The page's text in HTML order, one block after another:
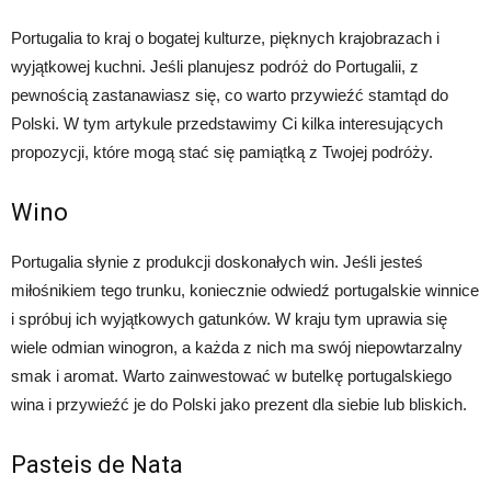
Portugalia to kraj o bogatej kulturze, pięknych krajobrazach i
wyjątkowej kuchni. Jeśli planujesz podróż do Portugalii, z
pewnością zastanawiasz się, co warto przywieźć stamtąd do
Polski. W tym artykule przedstawimy Ci kilka interesujących
propozycji, które mogą stać się pamiątką z Twojej podróży.
Wino
Portugalia słynie z produkcji doskonałych win. Jeśli jesteś
miłośnikiem tego trunku, koniecznie odwiedź portugalskie winnice
i spróbuj ich wyjątkowych gatunków. W kraju tym uprawia się
wiele odmian winogron, a każda z nich ma swój niepowtarzalny
smak i aromat. Warto zainwestować w butelkę portugalskiego
wina i przywieźć je do Polski jako prezent dla siebie lub bliskich.
Pasteis de Nata